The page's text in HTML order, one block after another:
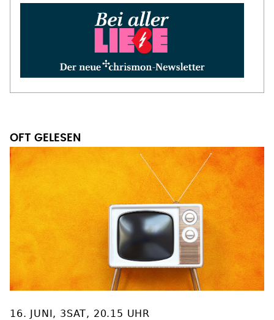
OFT GELESEN
16. JUNI, 3SAT, 20.15 UHR